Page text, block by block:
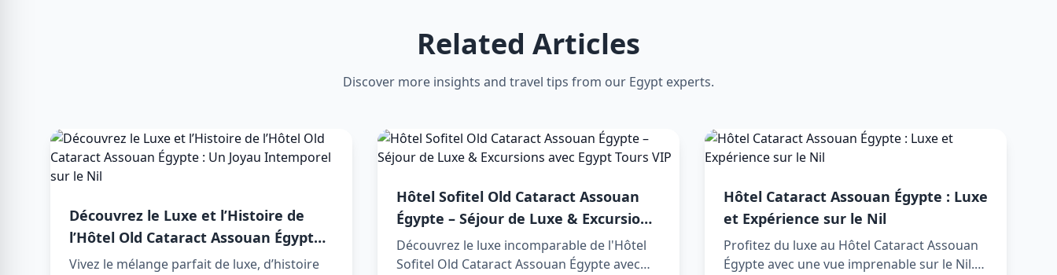
Related Articles
Discover more insights and travel tips from our Egypt experts.
Découvrez le Luxe et l’Histoire de
l’Hôtel Old Cataract Assouan Égypte :
Un Joyau Intemporel sur le Nil
Vivez le mélange parfait de luxe, d’histoire
Hôtel Sofitel Old Cataract Assouan
Égypte – Séjour de Luxe & Excursions
avec Egypt Tours VIP
Découvrez le luxe incomparable de l'Hôtel
Sofitel Old Cataract Assouan Égypte avec
Hôtel Cataract Assouan Égypte : Luxe
et Expérience sur le Nil
Profitez du luxe au Hôtel Cataract Assouan
Égypte avec une vue imprenable sur le Nil.